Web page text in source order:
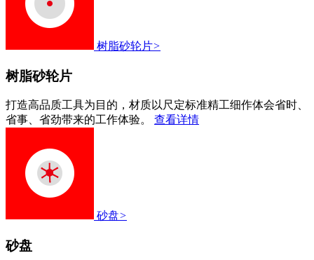
树脂砂轮片>
树脂砂轮片
打造高品质工具为目的，材质以尺定标准精工细作体会省时、
省事、省劲带来的工作体验。
查看详情
砂盘>
砂盘